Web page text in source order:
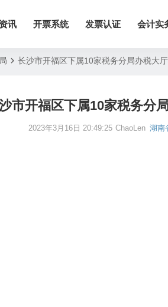
讯 开票系统 发票认证 会计实
长沙市开福区下属10家税务分局办税大
市开福区下属10家税务分
2023年3月16日 20:49:25 ChaoLen 湖南